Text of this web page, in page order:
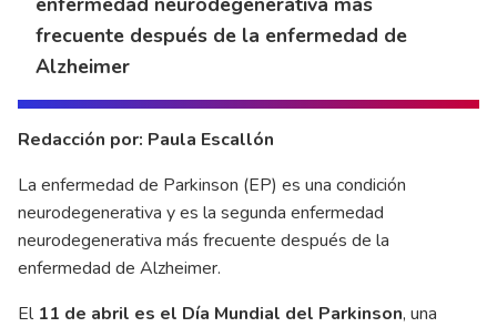
frecuente después de la enfermedad de
Alzheimer
Redacción por: Paula Escallón
La enfermedad de Parkinson (EP) es una condición
neurodegenerativa y es la segunda enfermedad
neurodegenerativa más frecuente después de la
enfermedad de Alzheimer.
El 11 de abril es el Día Mundial del Parkinson, una